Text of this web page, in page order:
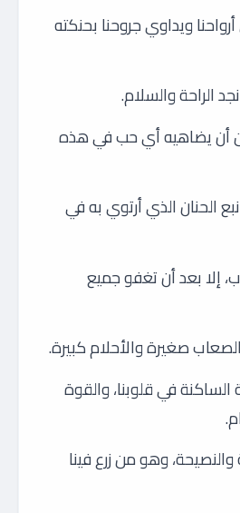
ويداوي جروحنا بحنكته
الراحة والسلام.
أن يضاهيه أي حب في هذه
الحنان الذي أرتوي به في
إلا بعد أن تغفو جميع
صغيرة والأحلام كبيرة.
في قلوبنا، والقوة
وهو من زرع فينا